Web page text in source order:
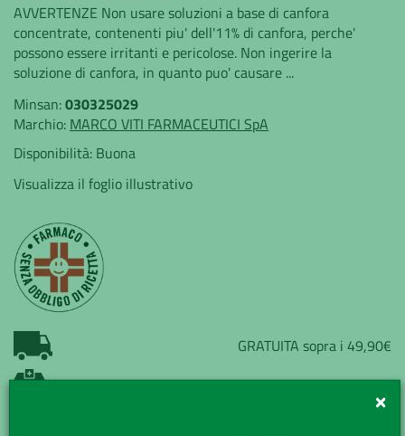
AVVERTENZE Non usare soluzioni a base di canfora
concentrate, contenenti piu' dell'11% di canfora, perche'
possono essere irritanti e pericolose. Non ingerire la
soluzione di canfora, in quanto puo' causare ...
Minsan:030325029
Marchio: MARCO VITI FARMACEUTICI SpA
Disponibilità: Buona
Visualizza il foglio illustrativo
GRATUITA sopra i 49,90€
Ritiro presso la farmacia
×